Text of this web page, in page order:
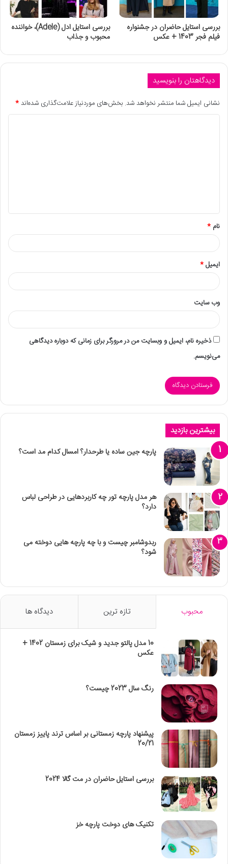
بررسی استایل حاضران در جشنواره
فیلم فجر 1403 + عکس
بررسی استایل ادل (Adele)، خواننده
محبوب و جذاب
دیدگاهتان را بنویسید
نشانی ایمیل شما منتشر نخواهد شد. بخش‌های موردنیاز علامت‌گذاری شده‌اند*
نام *
ایمیل*
وب‌ سایت
ذخیره نام، ایمیل و وبسایت من در مرورگر برای زمانی که دوباره دیدگاهی
می‌نویسم.
بیشترین بازدید
پارچه جین ساده یا طرحدار؟ امسال کدام مد است؟
هر مدل پارچه تور چه کاربردهایی در طراحی لباس
دارد؟
ربدوشامبر چیست و با چه پارچه هایی دوخته می
شود؟
محبوب تازه ترین دیدگاه ها
10 مدل پالتو جدید و شیک برای زمستان 1402 +
عکس
رنگ سال 2023 چیست؟
پیشنهاد پارچه زمستانی بر اساس ترند پاییز زمستان
20/21
بررسی استایل حاضران در مت گالا 2024
تکنیک‌ های دوخت پارچه خز